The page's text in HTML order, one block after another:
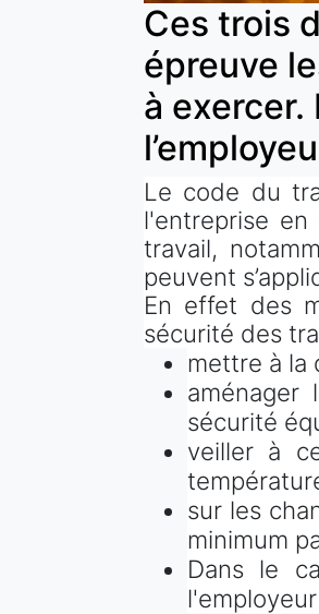
Ces trois
épreuve
à
Le code du
l'entreprise
travail,
peuvent
En effet des
sécurité des
mettre à la
aménager
sécurité
veiller à
sur les
minimum
Dans le